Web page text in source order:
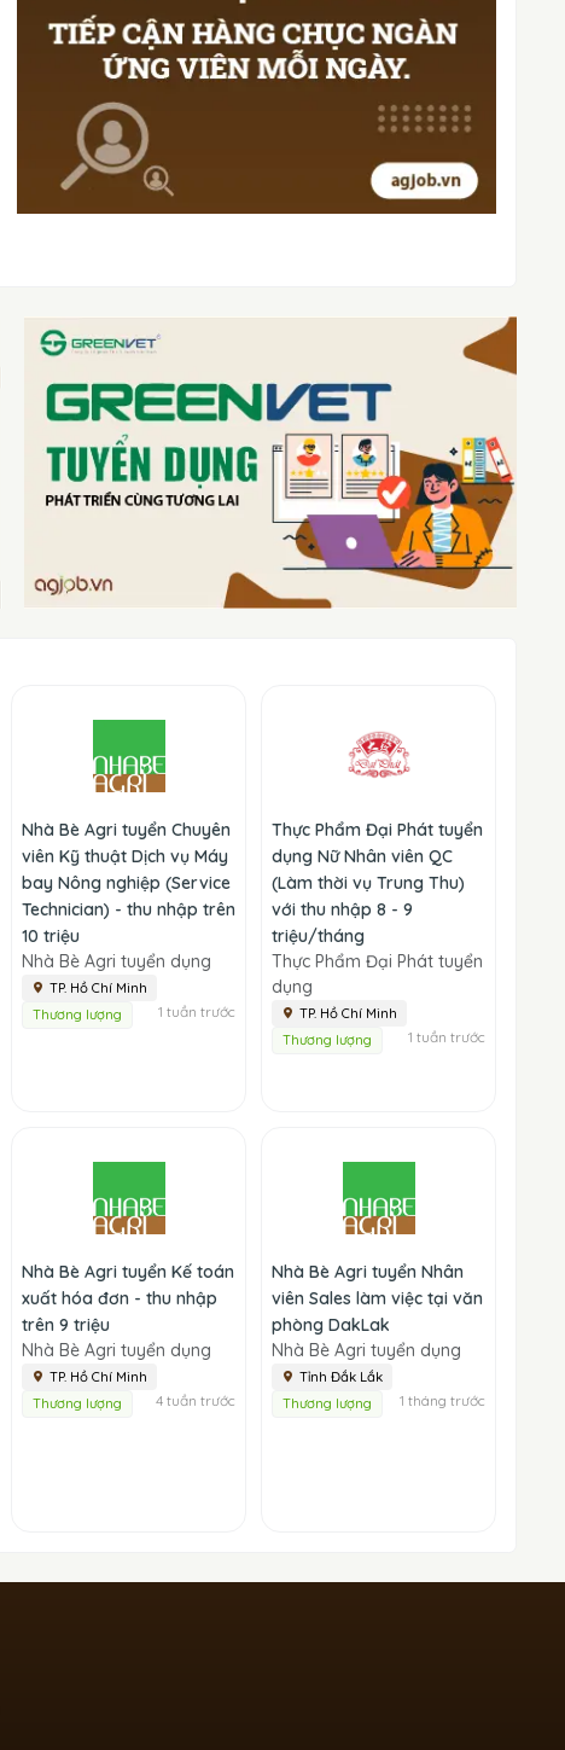
Nhà Bè Agri tuyển Chuyên
viên Kỹ thuật Dịch vụ Máy
bay Nông nghiệp (Service
Technician) - thu nhập trên
10 triệu
Nhà Bè Agri tuyển dụng
TP. Hồ Chí Minh
Thương lượng
1 tuần trước
Thực Phẩm Đại Phát tuyển
dụng Nữ Nhân viên QC
(Làm thời vụ Trung Thu)
với thu nhập 8 - 9
triệu/tháng
Thực Phẩm Đại Phát tuyển
dụng
TP. Hồ Chí Minh
Thương lượng
1 tuần trước
Nhà Bè Agri tuyển Kế toán
xuất hóa đơn - thu nhập
trên 9 triệu
Nhà Bè Agri tuyển dụng
TP. Hồ Chí Minh
Thương lượng
4 tuần trước
Nhà Bè Agri tuyển Nhân
viên Sales làm việc tại văn
phòng DakLak
Nhà Bè Agri tuyển dụng
Tỉnh Đắk Lắk
Thương lượng
1 tháng trước